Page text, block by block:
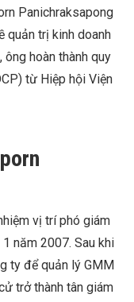
Panichraksapong
quản trị kinh doanh
hoàn thành quy
từ Hiệp hội Viện
vị trí phó giám
năm 2007. Sau khi
ty để quản lý GMM
trở thành tân giám